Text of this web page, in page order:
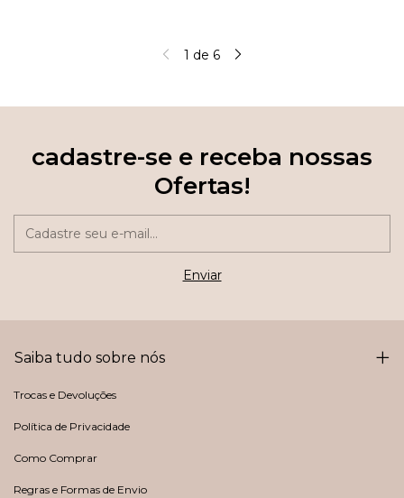
1 de 6
cadastre-se e receba nossas
Ofertas!
Saiba tudo sobre nós
Trocas e Devoluções
Política de Privacidade
Como Comprar
Regras e Formas de Envio